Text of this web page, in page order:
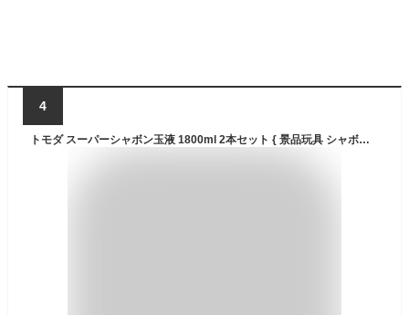
4
トモダ スーパーシャボン玉液 1800ml 2本セット { 景品玩具 シャボン玉 液 シャボン玉液 シャボン 液 しゃぼん玉 補充 日本製 シャボン液 バブルアート 1．8リットル 大量 大容量 } 送料無料 沖縄/離島発送不可 {配送区分D}